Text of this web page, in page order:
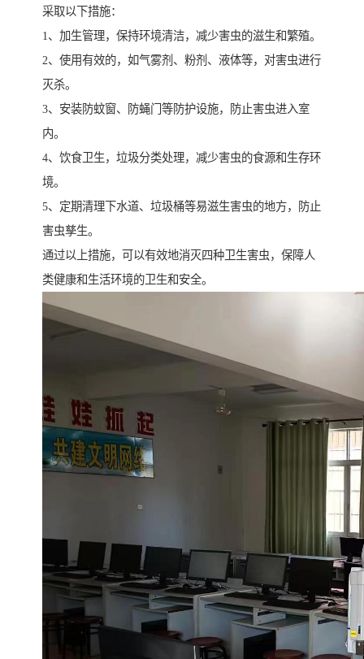
采取以下措施：
1、加生管理，保持环境清洁，减少害虫的滋生和繁殖。
2、使用有效的，如气雾剂、粉剂、液体等，对害虫进行
灭杀。
3、安装防蚊窗、防蝇门等防护设施，防止害虫进入室
内。
4、饮食卫生，垃圾分类处理，减少害虫的食源和生存环
境。
5、定期清理下水道、垃圾桶等易滋生害虫的地方，防止
害虫孳生。
通过以上措施，可以有效地消灭四种卫生害虫，保障人
类健康和生活环境的卫生和安全。